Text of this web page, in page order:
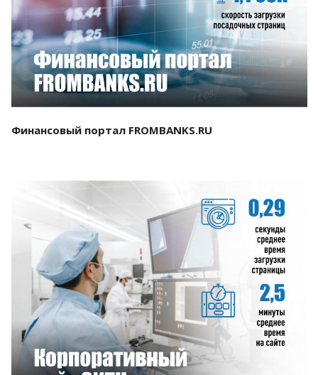
Смотреть проект
Финансовый портал FROMBANKS.RU
Смотреть проект